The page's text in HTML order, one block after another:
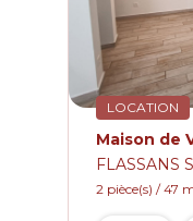
LOCATION
FLASSANS
2 pièce(s) / 47